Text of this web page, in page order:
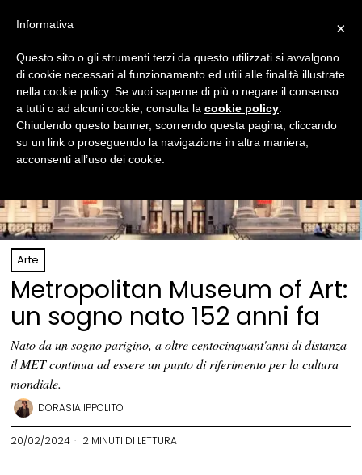
Arte
Metropolitan Museum of Art:
un sogno nato 152 anni fa
Nato da un sogno parigino, a oltre centocinquant'anni di distanza
il MET continua ad essere un punto di riferimento per la cultura
mondiale.
DORASIA IPPOLITO
20/02/2024 2 MINUTI DI LETTURA
×
Informativa
Questo sito o gli strumenti terzi da questo utilizzati si avvalgono
di cookie necessari al funzionamento ed utili alle finalità illustrate
nella cookie policy. Se vuoi saperne di più o negare il consenso
a tutti o ad alcuni cookie, consulta la cookie policy
Chiudendo questo banner, scorrendo questa pagina, cliccando
su un link o proseguendo la navigazione in altra maniera,
acconsenti all’uso dei cookie.